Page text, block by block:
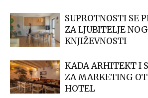
SUPROTNOSTI SE
ZA LJUBITELJE
KNJIŽEVNOSTI
KADA ARHITEKT I
ZA MARKETING
HOTEL